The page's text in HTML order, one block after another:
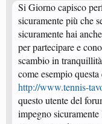
Si Giorno capisco
sicuramente più che
sicuramente hai
per partecipare e
scambio in
come esempio
http://www.tennis-
questo utente del
impegno